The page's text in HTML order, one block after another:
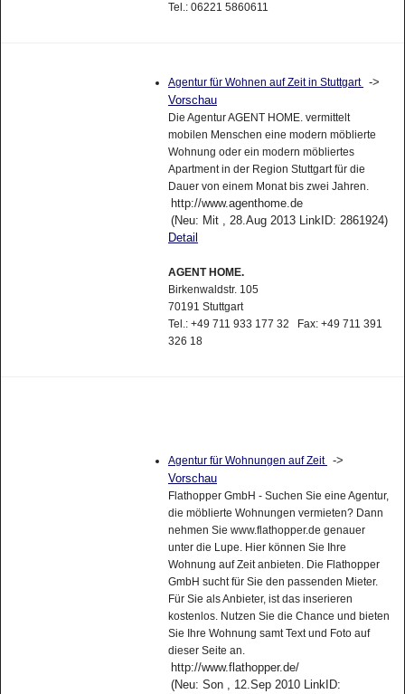
Tel.: 06221 5860611
Agentur für Wohnen auf Zeit in Stuttgart ->
Vorschau
Die Agentur AGENT HOME. vermittelt
mobilen Menschen eine modern möblierte
Wohnung oder ein modern möbliertes
Apartment in der Region Stuttgart für die
Dauer von einem Monat bis zwei Jahren.
http://www.agenthome.de
(Neu: Mit , 28.Aug 2013 LinkID: 2861924)
Detail
AGENT HOME.
Birkenwaldstr. 105
70191 Stuttgart
Tel.: +49 711 933 177 32 Fax: +49 711 391
326 18
Agentur für Wohnungen auf Zeit ->
Vorschau
Flathopper GmbH - Suchen Sie eine Agentur,
die möblierte Wohnungen vermieten? Dann
nehmen Sie www.flathopper.de genauer
unter die Lupe. Hier können Sie Ihre
Wohnung auf Zeit anbieten. Die Flathopper
GmbH sucht für Sie den passenden Mieter.
Für Sie als Anbieter, ist das inserieren
kostenlos. Nutzen Sie die Chance und bieten
Sie Ihre Wohnung samt Text und Foto auf
dieser Seite an.
http://www.flathopper.de/
(Neu: Son , 12.Sep 2010 LinkID: